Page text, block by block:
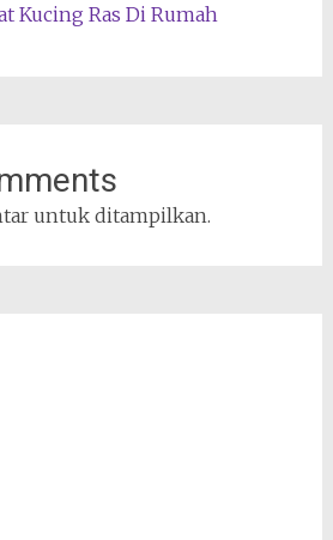
Kucing Ras Di Rumah
untuk ditampilkan.